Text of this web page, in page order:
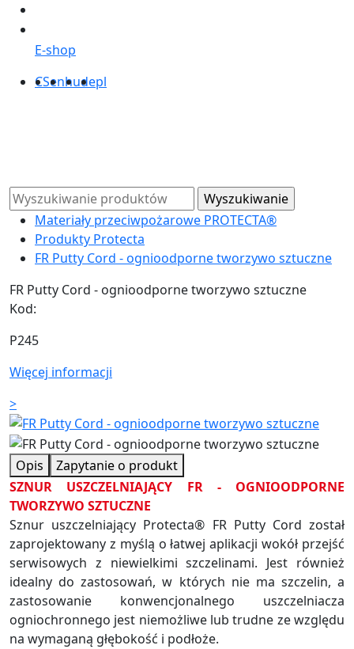
E-shop
CSenhudepl
Materiały przeciwpożarowe PROTECTA®
Produkty Protecta
FR Putty Cord - ognioodporne tworzywo sztuczne
FR Putty Cord - ognioodporne tworzywo sztuczne
Kod:
P245
Więcej informacji
>
Opis
Zapytanie o produkt
SZNUR USZCZELNIAJĄCY FR - OGNIOODPORNE
TWORZYWO SZTUCZNE
Sznur uszczelniający Protecta® FR Putty Cord został
zaprojektowany z myślą o łatwej aplikacji wokół przejść
serwisowych z niewielkimi szczelinami. Jest również
idealny do zastosowań, w których nie ma szczelin, a
zastosowanie konwencjonalnego uszczelniacza
ogniochronnego jest niemożliwe lub trudne ze względu
na wymaganą głębokość i podłoże.